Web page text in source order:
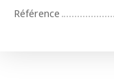
Référence